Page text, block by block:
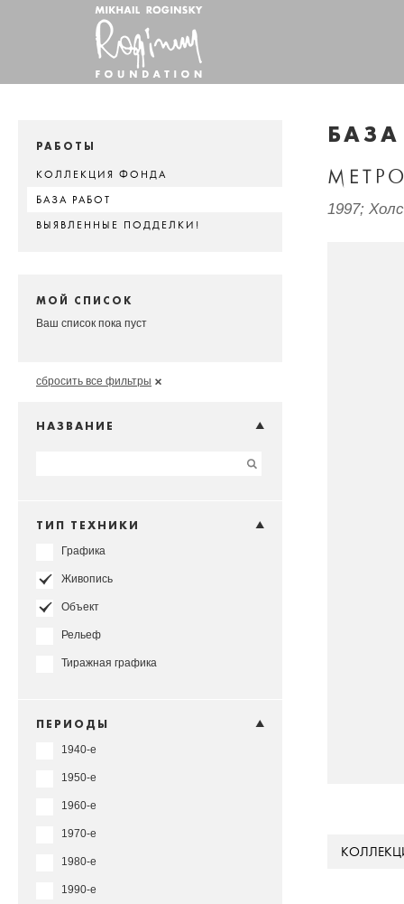
РАБОТЫ
КОЛЛЕКЦИЯ ФОНДА
БАЗА РАБОТ
ВЫЯВЛЕННЫЕ ПОДДЕЛКИ!
МОЙ СПИСОК
Ваш список пока пуст
сбросить все фильтры
НАЗВАНИЕ
ТИП ТЕХНИКИ
Графика
Живопись
Объект
Рельеф
Тиражная графика
ПЕРИОДЫ
1940-е
1950-е
1960-е
1970-е
1980-е
1990-е
1997;